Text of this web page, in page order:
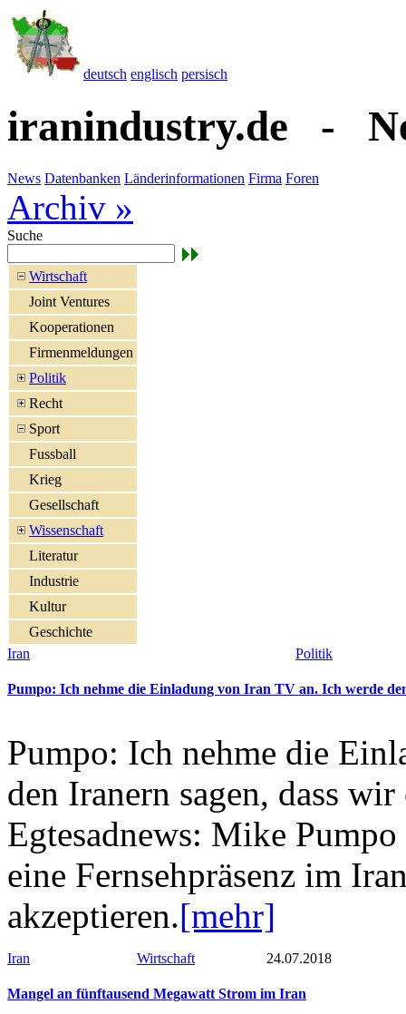
deutsch englisch persisch
iranindustry.de -
News Datenbanken Länderinformationen Firma Foren
Archiv »
Suche
Wirtschaft
Joint Ventures
Kooperationen
Firmenmeldungen
Politik
Recht
Sport
Fussball
Krieg
Gesellschaft
Wissenschaft
Literatur
Industrie
Kultur
Geschichte
Iran
Politik
Pumpo: Ich nehme die Einladung von Iran TV an. Ich werde
Pumpo: Ich nehme die
den Iranern sagen, dass
Egtesadnews: Mike
eine Fernsehpräsenz im
akzeptieren.[mehr]
Iran Wirtschaft 24.07.2018
Mangel an fünftausend Megawatt Strom im Iran